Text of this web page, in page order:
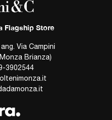
Flagship Store
Via Campini
Brianza)
3902544